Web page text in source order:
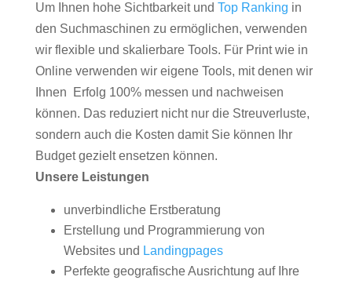
Um Ihnen hohe Sichtbarkeit und Top Ranking in
den Suchmaschinen zu ermöglichen, verwenden
wir flexible und skalierbare Tools. Für Print wie in
Online verwenden wir eigene Tools, mit denen wir
Ihnen Erfolg 100% messen und nachweisen
können. Das reduziert nicht nur die Streuverluste,
sondern auch die Kosten damit Sie können Ihr
Budget gezielt ensetzen können.
Unsere Leistungen
unverbindliche Erstberatung
Erstellung und Programmierung von
Websites und Landingpages
Perfekte geografische Ausrichtung auf Ihre